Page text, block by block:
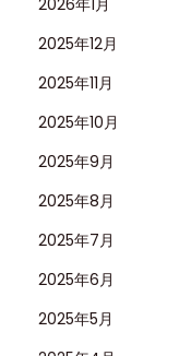
2026年1月
2025年12月
2025年11月
2025年10月
2025年9月
2025年8月
2025年7月
2025年6月
2025年5月